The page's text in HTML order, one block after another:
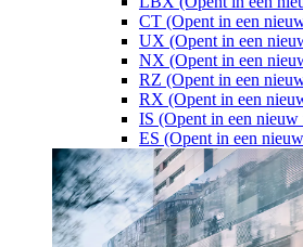
CT (Opent in een
UX (Opent in een
NX (Opent in een
RZ (Opent in een
RX (Opent in een
IS (Opent in een nieuw
ES (Opent in een